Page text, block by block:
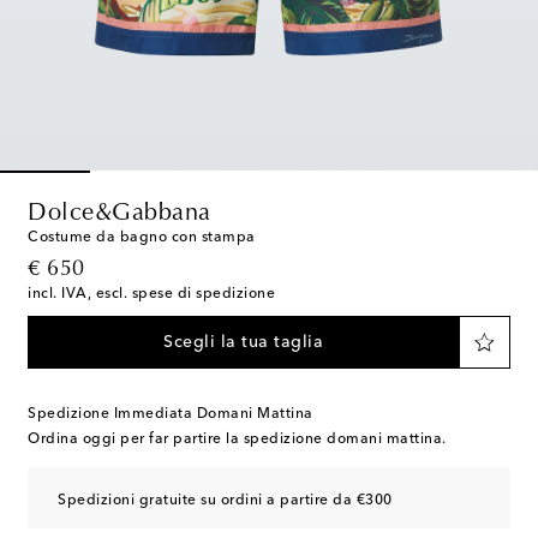
Dolce&Gabbana
Costume da bagno con stampa
€ 650
original price
incl. IVA, escl. spese di spedizione
Scegli la tua taglia
Spedizione Immediata Domani Mattina
Ordina oggi per far partire la spedizione domani mattina.
Spedizioni gratuite su ordini a partire da €300